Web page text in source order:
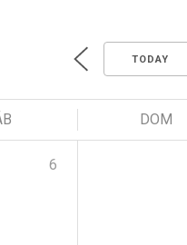
TODAY
DOM
6